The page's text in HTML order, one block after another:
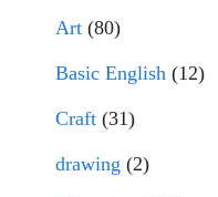
Art (80)
Basic English (12)
Craft (31)
drawing (2)